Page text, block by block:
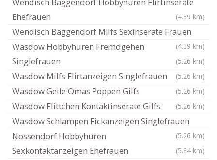
Ehefrauen
(4.39 km)
Wendisch Baggendorf Milfs Sexinserate Frauen
(4.39 km)
Wasdow Hobbyhuren Fremdgehen
Singlefrauen
(5.26 km)
Wasdow Milfs Flirtanzeigen Singlefrauen (5.26 km)
Wasdow Geile Omas Poppen Gilfs (5.26 km)
Wasdow Flittchen Kontaktinserate Gilfs (5.26 km)
Wasdow Schlampen Fickanzeigen Singlefrauen
(5.26 km)
Nossendorf Hobbyhuren
Sexkontaktanzeigen Ehefrauen
(5.34 km)